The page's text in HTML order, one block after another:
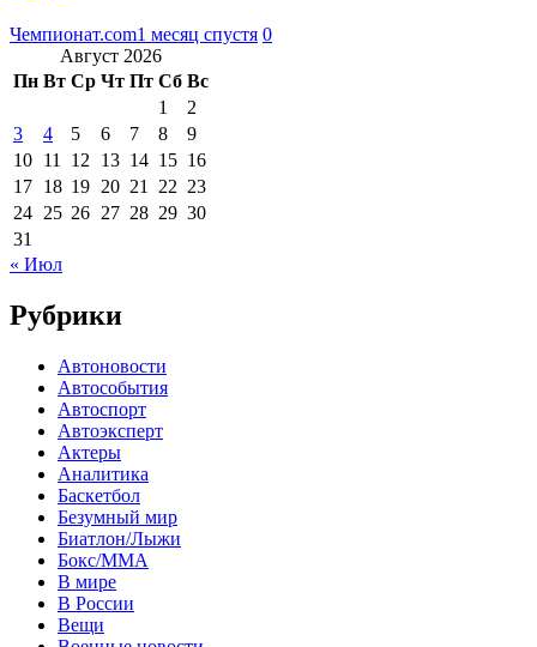
Чемпионат.com1 месяц спустя 0
Август 2026
Пн Вт Ср Чт Пт Сб Вс
1
2
3
4 5 6 7 8
9
10 11 12 13 14 15 16
17 18 19 20 21 22 23
24 25 26 27 28 29 30
31
« Июл
Рубрики
Автоновости
Автособытия
Автоспорт
Автоэксперт
Актеры
Аналитика
Баскетбол
Безумный мир
Биатлон/Лыжи
Бокс/MMA
В мире
В России
Вещи